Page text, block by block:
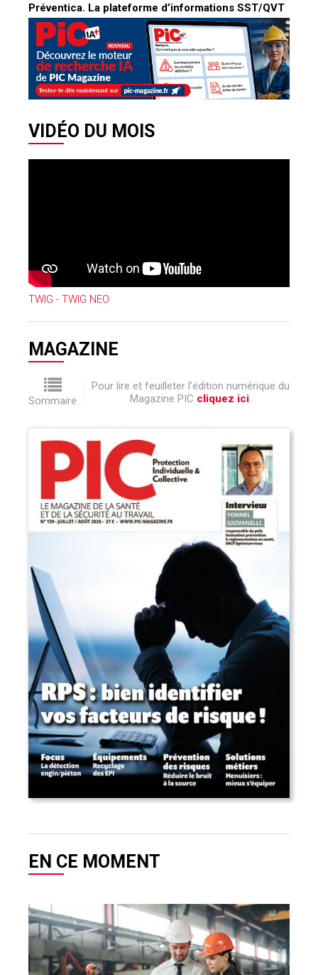
Préventica. La plateforme d’informations SST/QVT
VIDÉO DU MOIS
TWIG - TWIG NEO
MAGAZINE
Sommaire
Pour lire et feuilleter l'édition numérique du
Magazine PIC cliquez ici.
EN CE MOMENT